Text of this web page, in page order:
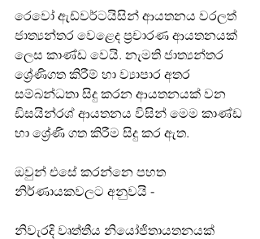
රෙවෝ ඇඩ්වර්ටයිසින් ආයතනය වරලත්
ජාත්‍යන්තර වෙළෙද ප්‍රචාරණ ආයතනයක්
ලෙස කාණ්ඩ වෙයි. නැමති ජාත්‍යන්තර
ශ්‍රේණිගත කිරීම් හා ව්‍යාපාර අතර
සම්බන්ධතා සිදු කරන ආයතනයක් වන
ඩිසයින්රශ් ආයතනය විසින් මෙම කාණ්ඩ
හා ශ්‍රේණි ගත කිරීම සිදු කර ඇත.
ඔවුන් එසේ කරන්නෙ පහත
නිර්ණායකවලට අනුවයි -
නිවැරදි වෘත්තීය නියෝජිතායතනයක්